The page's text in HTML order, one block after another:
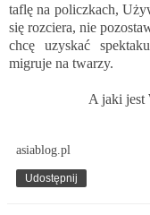
taflę na policzkach,
się rozciera, nie
chcę uzyskać
migruje na twarzy.
A jaki jest
asiablog.pl
Udostępnij